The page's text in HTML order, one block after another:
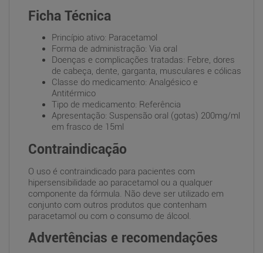
Ficha Técnica
Princípio ativo: Paracetamol
Forma de administração: Via oral
Doenças e complicações tratadas: Febre, dores
de cabeça, dente, garganta, musculares e cólicas
Classe do medicamento: Analgésico e
Antitérmico
Tipo de medicamento: Referência
Apresentação: Suspensão oral (gotas) 200mg/ml
em frasco de 15ml
Contraindicação
O uso é contraindicado para pacientes com
hipersensibilidade ao paracetamol ou a qualquer
componente da fórmula. Não deve ser utilizado em
conjunto com outros produtos que contenham
paracetamol ou com o consumo de álcool.
Advertências e recomendações